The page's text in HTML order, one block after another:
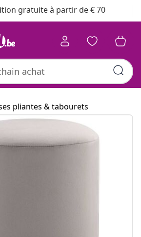
gratuite à partir de € 70
pliantes & tabourets